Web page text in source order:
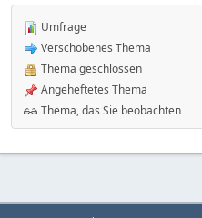
Umfrage
Verschobenes Thema
Thema geschlossen
Angeheftetes Thema
Thema, das Sie beobachten